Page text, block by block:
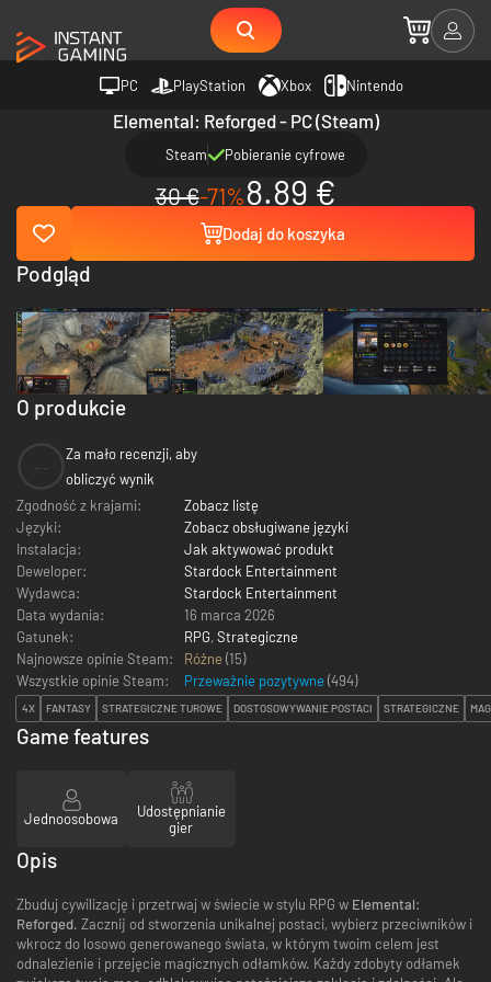
PC PlayStation Xbox Nintendo
Elemental: Reforged - PC (Steam)
Steam Pobieranie cyfrowe
30 €-71%8.89 €
Dodaj do koszyka
O produkcie
Za mało recenzji, aby
obliczyć wynik
Zgodność z krajami:
Zobacz listę
Języki:
Zobacz obsługiwane języki
Instalacja:
Jak aktywować produkt
Deweloper:
Stardock Entertainment
Wydawca:
Stardock Entertainment
Data wydania:
16 marca 2026
Gatunek:
RPG, Strategiczne
Najnowsze opinie Steam:
Różne (15)
Wszystkie opinie Steam:
Przeważnie pozytywne (494)
4X FANTASY STRATEGICZNE TUROWE DOSTOSOWYWANIE POSTACI STRATEGICZNE
Podgląd
Game features
Jednoosobowa
Udostępnianie
gier
Opis
Zbuduj cywilizację i przetrwaj w świecie w stylu RPG w Elemental:
Reforged. Zacznij od stworzenia unikalnej postaci, wybierz przeciwników i
wkrocz do losowo generowanego świata, w którym twoim celem jest
odnalezienie i przejęcie magicznych odłamków. Każdy zdobyty odłamek